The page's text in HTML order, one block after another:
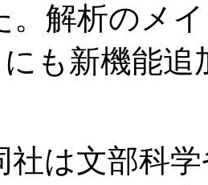
。解析のメ
にも新機能
は文部科